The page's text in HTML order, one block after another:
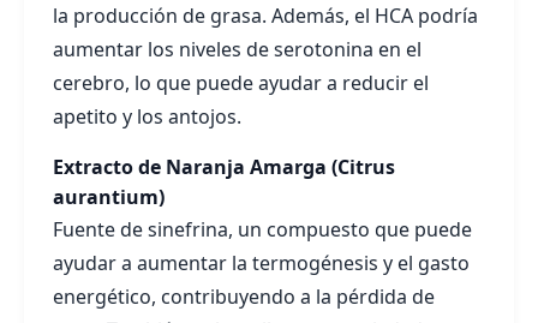
la producción de grasa. Además, el HCA podría
aumentar los niveles de serotonina en el
cerebro, lo que puede ayudar a reducir el
apetito y los antojos.
Extracto de Naranja Amarga (Citrus
aurantium)
Fuente de sinefrina, un compuesto que puede
ayudar a aumentar la termogénesis y el gasto
energético, contribuyendo a la pérdida de